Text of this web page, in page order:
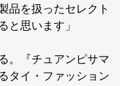
品を扱ったセレクト
と思います」
。『チュアンピサマ
タイ・ファッション